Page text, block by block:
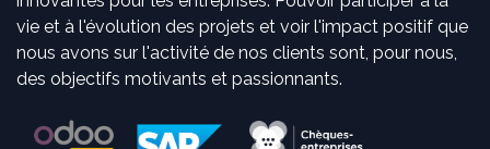
vie et à l'évolution des projets et voir l'impact positif que
nous avons sur l'activité de nos clients sont, pour nous,
des objectifs motivants et passionnants.